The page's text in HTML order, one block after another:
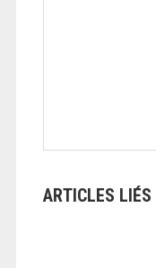
ARTICLES LIÉS